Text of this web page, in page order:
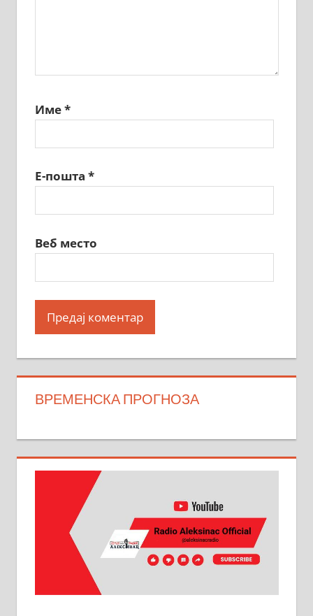
Име*
Е-пошта *
Веб место
ВРЕМЕНСКА ПРОГНОЗА